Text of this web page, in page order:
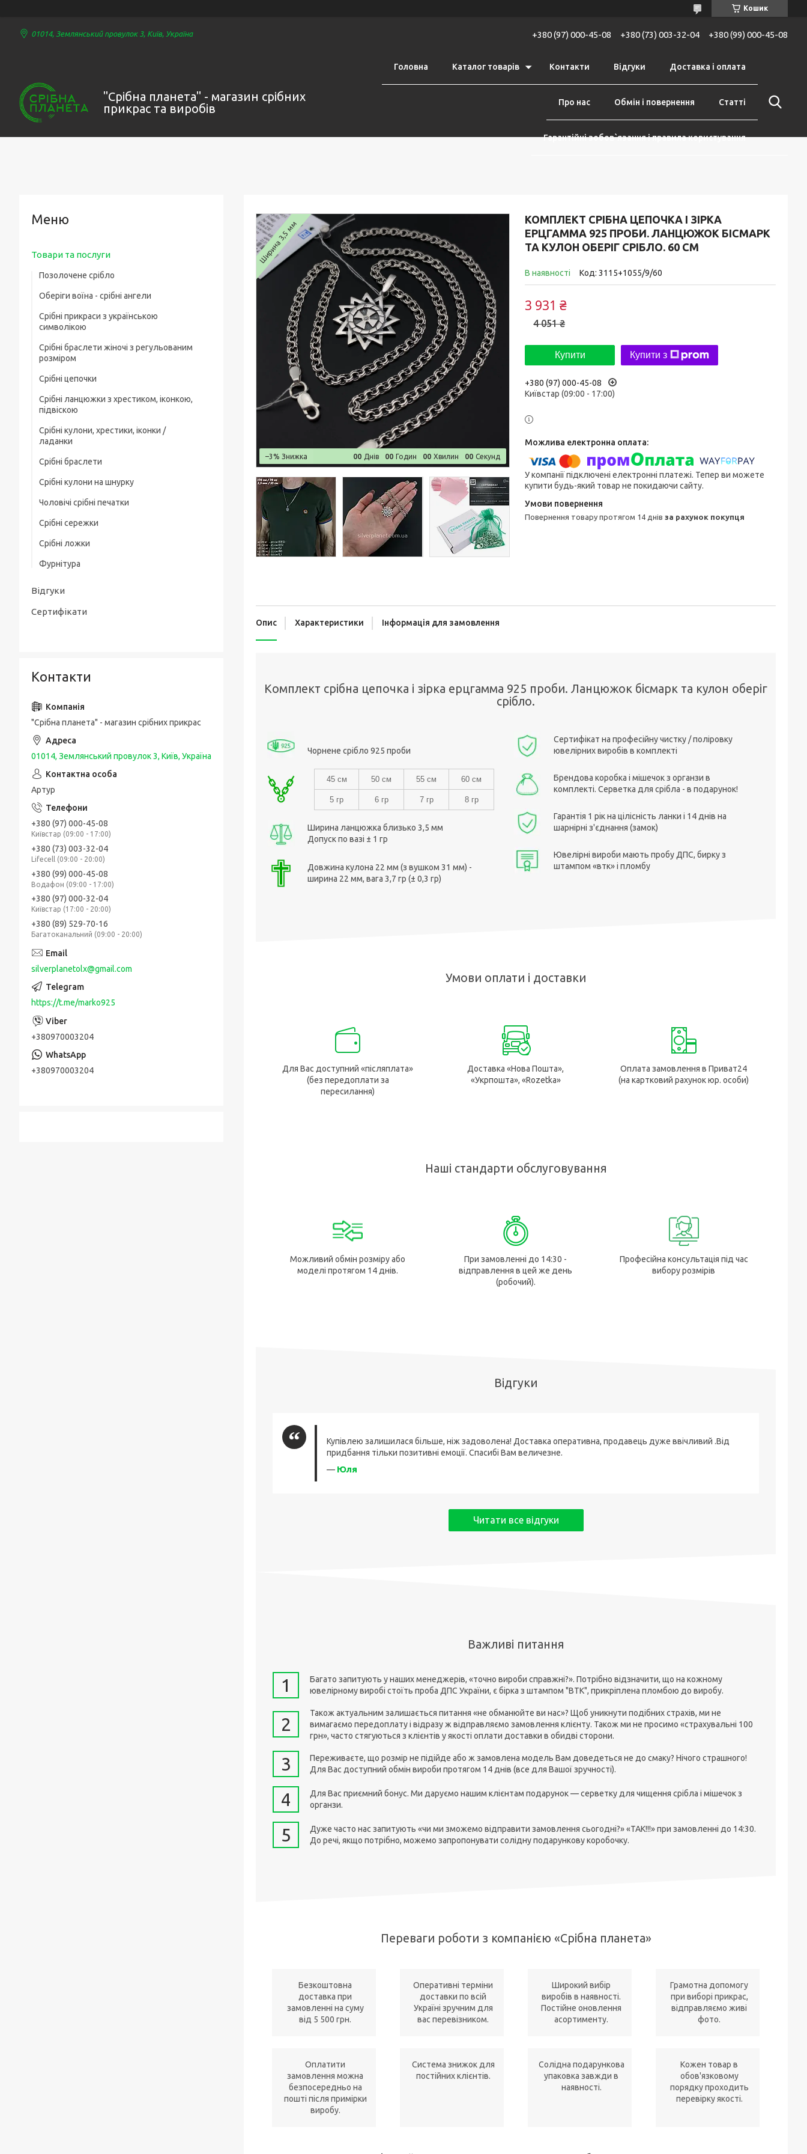
Кошик
01014, Землянський провулок 3, Київ, Україна +380 (97) 000-45-08 +380 (73) 003-32-04 +380 (99) 000-45-08
"Срібна планета" - магазин срібних
прикрас та виробів
Головна Каталог товарів Контакти Відгуки Доставка і оплата
Про нас Обмін і повернення Статті
Гарантійні зобов`язання і правила користування
КОМПЛЕКТ СРІБНА ЦЕПОЧКА І ЗІРКА
ЕРЦГАММА 925 ПРОБИ. ЛАНЦЮЖОК БІСМАРК
ТА КУЛОН ОБЕРІГ СРІБЛО. 60 СМ
В наявності Код: 3115+1055/9/60
4 051 ₴
3 931 ₴
Купити Купити з
+380 (97) 000-45-08
Київстар (09:00 - 17:00)
У компанії підключені електронні платежі. Тепер ви можете
купити будь-який товар не покидаючи сайту.
повернення товару протягом 14 днів за рахунок покупця
Ширина 3,5 мм
–3% 00 Днів 00 Годин 00 Хвилин 00 Секунд
Опис Характеристики Інформація для замовлення
Комплект срібна цепочка і зірка ерцгамма 925 проби. Ланцюжок бісмарк та кулон оберіг
срібло.
Чорнене срібло 925 проби
45 см 50 см 55 см 60 см
5 гр 6 гр 7 гр 8 гр
Ширина ланцюжка близько 3,5 мм
Допуск по вазі ± 1 гр
Довжина кулона 22 мм (з вушком 31 мм) -
ширина 22 мм, вага 3,7 гр (± 0,3 гр)
Сертифікат на професійну чистку / поліровку
ювелірних виробів в комплекті
Брендова коробка і мішечок з органзи в
комплекті. Серветка для срібла - в подарунок!
Гарантія 1 рік на цілісність ланки і 14 днів на
шарнірні з'єднання (замок)
Ювелірні вироби мають пробу ДПС, бирку з
штампом «втк» і пломбу
Умови оплати і доставки
Для Вас доступний «післяплата»
(без передоплати за
пересилання)
Доставка «Нова Пошта»,
«Укрпошта», «Rozetka»
Оплата замовлення в Приват24
(на картковий рахунок юр. особи)
Наші стандарти обслуговування
Можливий обмін розміру або
моделі протягом 14 днів.
При замовленні до 14:30 -
відправлення в цей же день
(робочий).
Професійна консультація під час
вибору розмірів
Відгуки
Купівлею залишилася більше, ніж задоволена! Доставка оперативна, продавець дуже ввічливий .Від
придбання тільки позитивні емоції. Спасибі Вам величезне.
— Юля
Читати все відгуки
Важливі питання
1
Багато запитують у наших менеджерів, «точно вироби справжні?». Потрібно відзначити, що на кожному
ювелірному виробі стоїть проба ДПС України, є бірка з штампом "ВТК", прикріплена пломбою до виробу.
2
Також актуальним залишається питання «не обманюйте ви нас»? Щоб уникнути подібних страхів, ми не
вимагаємо передоплату і відразу ж відправляємо замовлення клієнту. Також ми не просимо «страхувальні 100
грн», часто стягуються з клієнтів у якості оплати доставки в обидві сторони.
3
Переживаєте, що розмір не підійде або ж замовлена модель Вам доведеться не до смаку? Нічого страшного!
Для Вас доступний обмін вироби протягом 14 днів (все для Вашої зручності).
4
Для Вас приємний бонус. Ми даруємо нашим клієнтам подарунок — серветку для чищення срібла і мішечок з
органзи.
5
Дуже часто нас запитують «чи ми зможемо відправити замовлення сьогодні?» «ТАК!!!» при замовленні до 14:30.
До речі, якщо потрібно, можемо запропонувати солідну подарункову коробочку.
Переваги роботи з компанією «Срібна планета»
Безкоштовна
доставка при
замовленні на суму
від 5 500 грн.
Оперативні терміни
доставки по всій
Україні зручним для
вас перевізником.
Широкий вибір
виробів в наявності.
Постійне оновлення
асортименту.
Грамотна допомогу
при виборі прикрас,
відправляємо живі
фото.
Оплатити
замовлення можна
безпосередньо на
пошті після примірки
виробу.
Система знижок для
постійних клієнтів.
Солідна подарункова
упаковка завжди в
наявності.
Кожен товар в
обов'язковому
порядку проходить
перевірку якості.
Товари та послуги
Позолочене срібло
Оберіги воїна - срібні ангели
Срібні прикраси з українською
символікою
Срібні браслети жіночі з регульованим
розміром
Срібні цепочки
Чоловічі срібні цепочки
Ювелірний шнурок зі срібним замком
Жіночі цепочки срібні
Товсті срібні ланцюжки
Дитячі срібні цепочки
Срібні ланцюжки з хрестиком, іконкою,
підвіскою
Срібні цепочки з хрестиком
чи іконкою (ладанкою)
Срібні ланцюжки з кулонами / підвісками
Срібні кулони, хрестики, іконки /
ладанки
Срібні хрестики
Срібні підвіски
Срібні іконки / ладанки
Срібні браслети
Чоловічі срібні браслети
Жіночі срібні браслети
Позолочені срібні браслети
Товсті срібні браслети
Чоловічі срібні браслети з золотом
Шовкові браслети з срібними вставками
Срібні кулони на шнурку
Чоловічі срібні печатки
Чоловічі срібні печатки з чорним
золотою накладкою
Срібні каблучки спаси і збережи
Срібні сережки
Срібні ложки
Фурнітура
Відгуки
Сертифікати
Контакти
"Срібна планета" - магазин срібних прикрас
01014, Землянський провулок 3, Київ, Україна
Артур
+380 (97) 000-45-08
Київстар (09:00 - 17:00)
+380 (73) 003-32-04
Lifecell (09:00 - 20:00)
+380 (99) 000-45-08
Водафон (09:00 - 17:00)
+380 (97) 000-32-04
Київстар (17:00 - 20:00)
+380 (89) 529-70-16
Багатоканальний (09:00 - 20:00)
silverplanetolx@gmail.com
https://t.me/marko925
+380970003204
+380970003204